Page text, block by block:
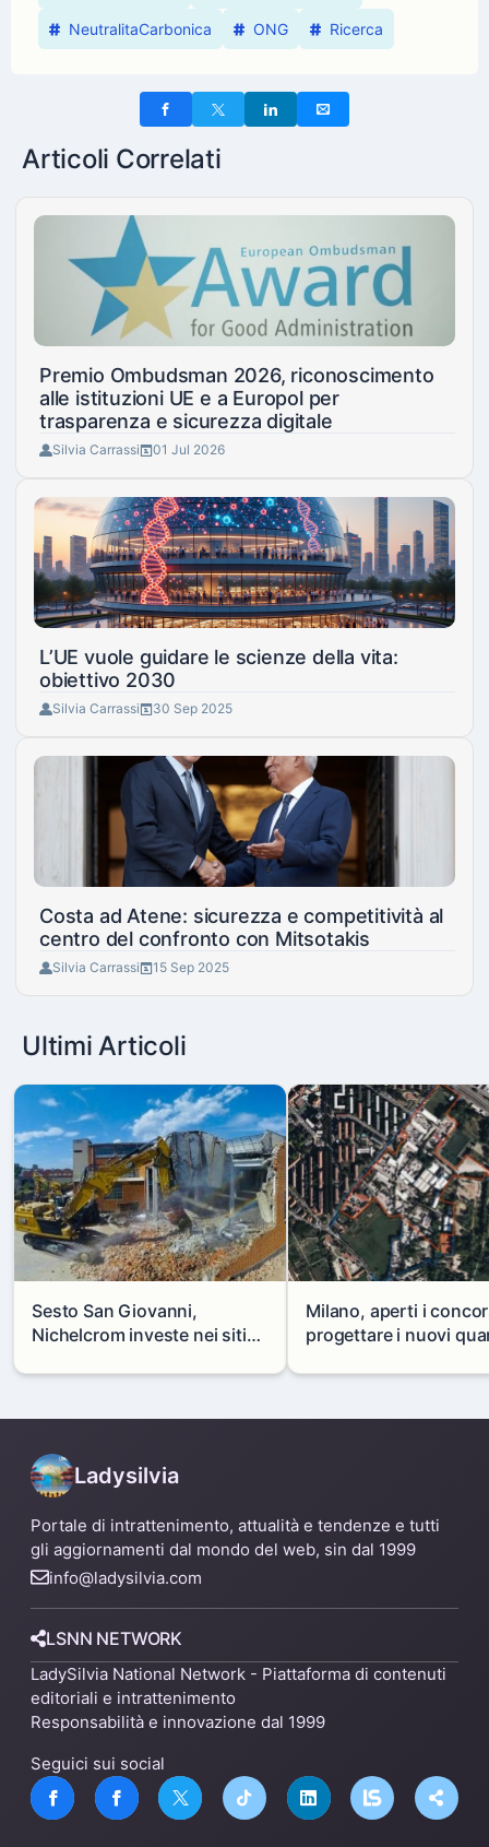
NeutralitaCarbonica ONG Ricerca
Articoli Correlati
Premio Ombudsman 2026, riconoscimento
alle istituzioni UE e a Europol per
trasparenza e sicurezza digitale
Silvia Carrassi 01 Jul 2026
L’UE vuole guidare le scienze della vita:
obiettivo 2030
Silvia Carrassi 30 Sep 2025
Costa ad Atene: sicurezza e competitività al
centro del confronto con Mitsotakis
Silvia Carrassi 15 Sep 2025
Ultimi Articoli
Sesto San Giovanni,
Nichelcrom investe nei siti
capannone per fare spazio a
Milano, aperti i
progettare i nuovi
Mare
Ladysilvia
Portale di intrattenimento, attualità e tendenze e tutti
gli aggiornamenti dal mondo del web, sin dal 1999
info@ladysilvia.com
LSNN NETWORK
LadySilvia National Network - Piattaforma di contenuti
editoriali e intrattenimento
Responsabilità e innovazione dal 1999
Seguici sui social